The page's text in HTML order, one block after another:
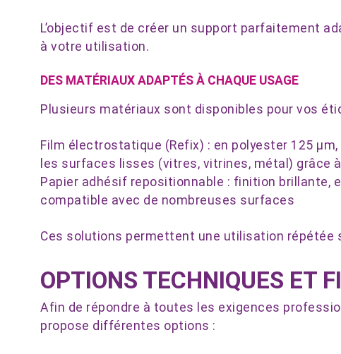
L’objectif est de créer un support parfaitement
à votre utilisation.
DES MATÉRIAUX ADAPTÉS À CHAQUE USAGE
Plusieurs matériaux sont disponibles pour vos
Film électrostatique (Refix) : en polyester 125 µm,
les surfaces lisses (vitres, vitrines, métal) grâce
Papier adhésif repositionnable : finition brillante,
compatible avec de nombreuses surfaces
Ces solutions permettent une utilisation répétée
OPTIONS TECHNIQUES ET
Afin de répondre à toutes les exigences
propose différentes options :